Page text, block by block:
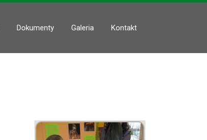
Dokumenty Galeria Kontakt